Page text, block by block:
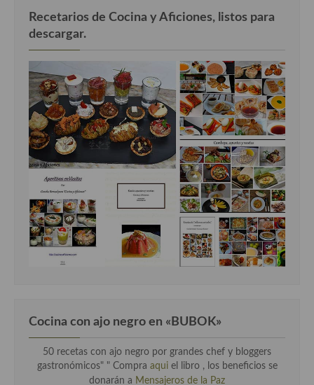
Recetarios de Cocina y Aficiones, listos para
descargar.
Cocina con ajo negro en «BUBOK»
50 recetas con ajo negro por grandes chef y bloggers
gastronómicos" " Compra aqui el libro , los beneficios se
donarán a Mensajeros de la Paz